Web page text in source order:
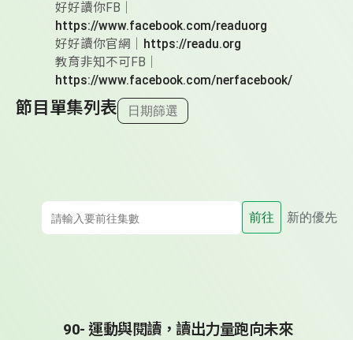
好好讀你FB｜
https://www.facebook.com/readuorg
好好讀你官網｜
https://readu.org
教育非知不可FB｜
https://www.facebook.com/nerfacebook/
節目單集列表 日期篩選
前往 新的優先
90- 運動與閱讀，讀出力量跑向未來